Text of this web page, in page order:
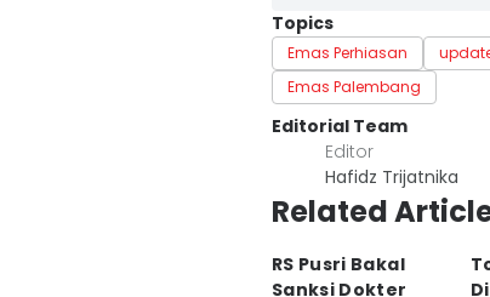
Topics
Emas Perhiasan
Emas Palembang
Editorial Team
Editor
Hafidz Trijatnika
Related
RS Pusri Bakal
Sanksi Dokter